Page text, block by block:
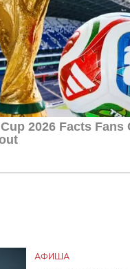
АФИША